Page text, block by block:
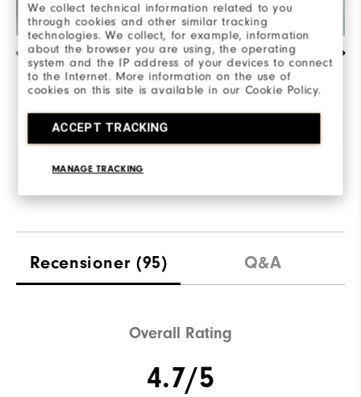
We collect technical information related to you
through cookies and other similar tracking
technologies. We collect, for example, information
about the browser you are using, the operating
system and the IP address of your devices to connect
to the Internet. More information on the use of
cookies on this site is available in our Cookie Policy.
ACCEPT TRACKING
MANAGE TRACKING
UTSÖKT HANTVERK & STILRENA DETALJER
Sadel i högkvalitativt nubuckläder och
designen överträffas bara av det mjuka,
Recensioner (95) Q&A
Overall Rating
4.7/5